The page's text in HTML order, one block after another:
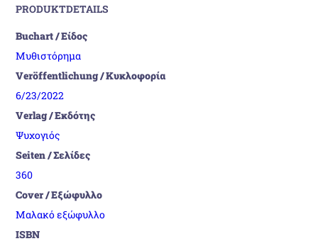
PRODUKTDETAILS
Buchart / Είδος
Μυθιστόρημα
Veröffentlichung / Κυκλοφορία
6/23/2022
Verlag / Εκδότης
Ψυχογιός
Seiten / Σελίδες
360
Cover / Εξώφυλλο
Μαλακό εξώφυλλο
ISBN